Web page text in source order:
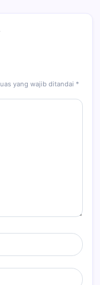
yang wajib ditandai *